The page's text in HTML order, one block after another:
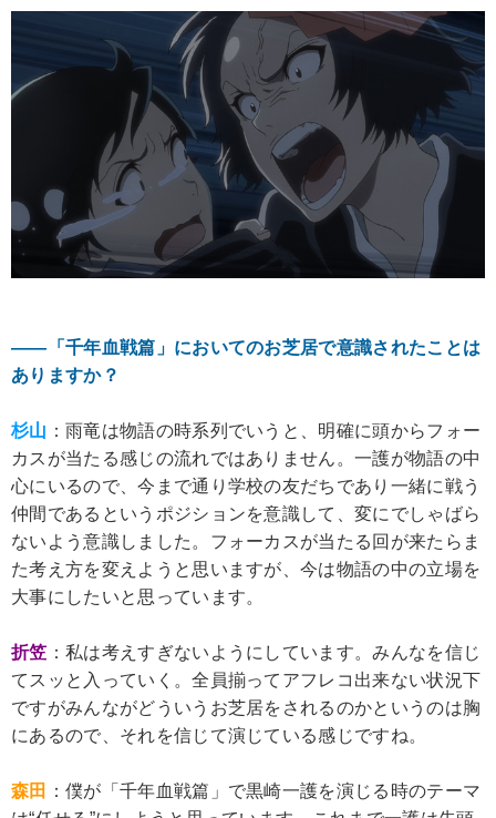
――「千年血戦篇」においてのお芝居で意識されたことは
ありますか？
杉山 ：雨竜は物語の時系列でいうと、明確に頭からフォー
カスが当たる感じの流れではありません。一護が物語の中
心にいるので、今まで通り学校の友だちであり一緒に戦う
仲間であるというポジションを意識して、変にでしゃばら
ないよう意識しました。フォーカスが当たる回が来たらま
た考え方を変えようと思いますが、今は物語の中の立場を
大事にしたいと思っています。
折笠 ：私は考えすぎないようにしています。みんなを信じ
てスッと入っていく。全員揃ってアフレコ出来ない状況下
ですがみんながどういうお芝居をされるのかというのは胸
にあるので、それを信じて演じている感じですね。
森田
：僕が「千年血戦篇」で黒崎一護を演じる時のテーマ